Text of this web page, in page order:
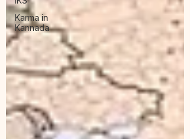
Karma in
Kannada